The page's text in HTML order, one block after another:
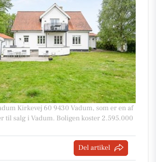
Kirkevej 60 9430 Vadum, som er en af
til salg i Vadum. Boligen koster 2.595.000
Del artikel